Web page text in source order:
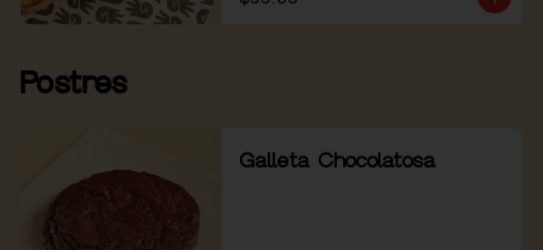
Postres
Galleta Chocolatosa